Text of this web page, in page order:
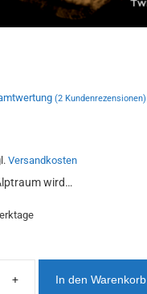
(2Kundenrezensionen)
Versandkosten
wird…
Horrotika
+ In den Warenkorb